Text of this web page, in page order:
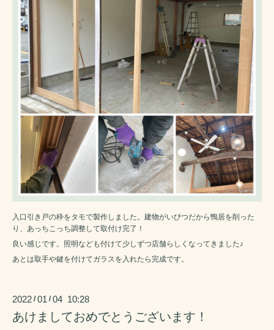
入口引き戸の枠をタモで製作しました。建物がいびつだから鴨居を削った
り、あっちこっち調整して取付け完了！
良い感じです。照明なども付けて少しずつ店舗らしくなってきました♪
あとは取手や鍵を付けてガラスを入れたら完成です。
2022 /01 /04 10:28
あけましておめでとうございます！